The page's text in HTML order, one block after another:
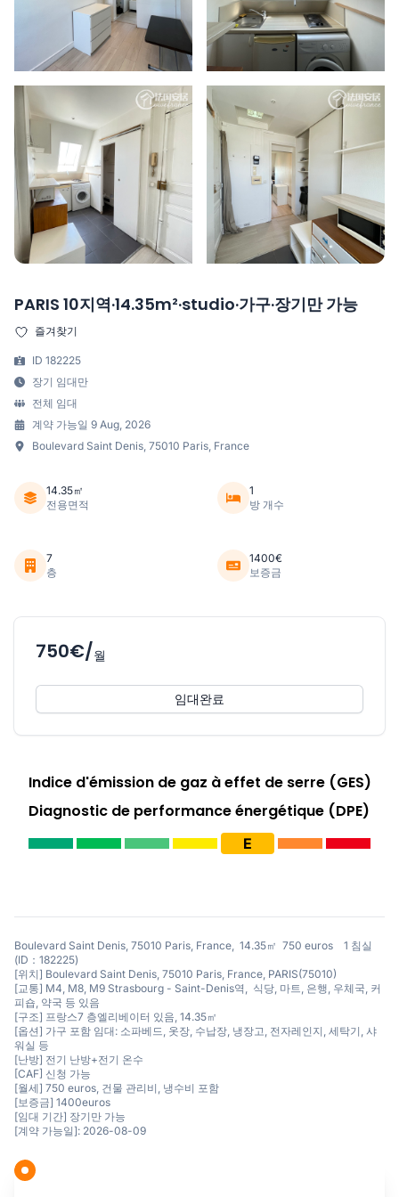
PARIS 10지역·14.35m²·studio·가구·장기만 가능
즐겨찾기
ID 182225
장기 임대만
전체 임대
계약 가능일 9 Aug, 2026
Boulevard Saint Denis, 75010 Paris, France
14.35㎡
전용면적
1
방 개수
7
층
1400€
보증금
750€/월
임대완료
Indice d'émission de gaz à effet de serre (GES)
Diagnostic de performance énergétique (DPE)
E
Boulevard Saint Denis, 75010 Paris, France, 14.35㎡ 750 euros 1 침실
(ID：182225)
[위치] Boulevard Saint Denis, 75010 Paris, France, PARIS(75010)
[교통] M4, M8, M9 Strasbourg - Saint-Denis역, 식당, 마트, 은행, 우체국, 커
피숍, 약국 등 있음
[구조] 프랑스7 층엘리베이터 있음, 14.35㎡
[옵션] 가구 포함 임대: 소파베드, 옷장, 수납장, 냉장고, 전자레인지, 세탁기, 샤
워실 등
[난방] 전기 난방+전기 온수
[CAF] 신청 가능
[월세] 750 euros, 건물 관리비, 냉수비 포함
[보증금] 1400euros
[임대 기간] 장기만 가능
[계약 가능일]: 2026-08-09